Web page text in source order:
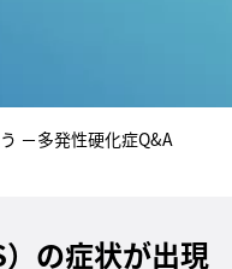
－多発性硬化症Q&A
の症状が出現